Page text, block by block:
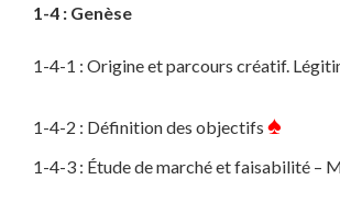
1-4 : Genèse
1-4-1 : Origine et parcours créatif.
1-4-2 : Définition des objectifs ♠
1-4-3 : Étude de marché et faisabilité –